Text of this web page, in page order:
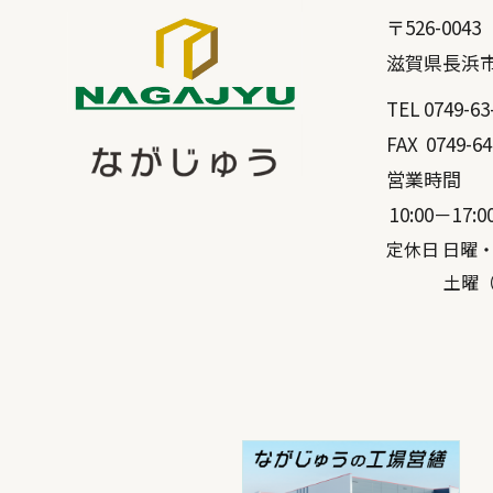
〒526-0043
滋賀県長浜
TEL 0749-
FAX 0749-
営業時間
10:00－
定休日 日曜
土曜（弊